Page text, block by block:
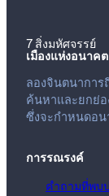
7 สิ่งมหัศจรรย์
เมืองแห่งอนาคต
ลองจินตนาการ
ค้นหาและยกย่
ซึ่งจะกำหนดอน
การรณรงค์
คำถามที่พบ